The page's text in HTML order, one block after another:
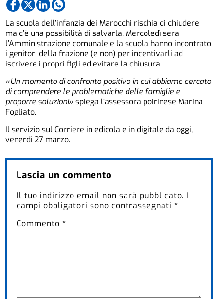
La scuola dell’infanzia dei Marocchi rischia di chiudere
ma c’è una possibilità di salvarla. Mercoledì sera
l’Amministrazione comunale e la scuola hanno incontrato
i genitori della frazione (e non) per incentivarli ad
iscrivere i propri figli ed evitare la chiusura.
«Un momento di confronto positivo in cui abbiamo cercato
di comprendere le problematiche delle famiglie e
proporre soluzioni»spiega l’assessora poirinese Marina
Fogliato.
Il servizio sul Corriere in edicola e in digitale da oggi,
venerdì 27 marzo.
Lascia un commento
Il tuo indirizzo email non sarà pubblicato. I
campi obbligatori sono contrassegnati *
Commento *